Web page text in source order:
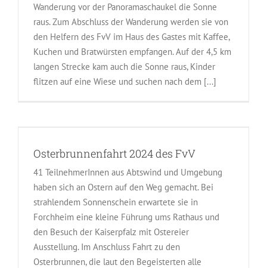
Wanderung vor der Panoramaschaukel die Sonne
raus. Zum Abschluss der Wanderung werden sie von
den Helfern des FvV im Haus des Gastes mit Kaffee,
Kuchen und Bratwürsten empfangen. Auf der 4,5 km
langen Strecke kam auch die Sonne raus, Kinder
flitzen auf eine Wiese und suchen nach dem [...]
Osterbrunnenfahrt 2024 des FvV
41 TeilnehmerInnen aus Abtswind und Umgebung
haben sich an Ostern auf den Weg gemacht. Bei
strahlendem Sonnenschein erwartete sie in
Forchheim eine kleine Führung ums Rathaus und
den Besuch der Kaiserpfalz mit Ostereier
Ausstellung. Im Anschluss Fahrt zu den
Osterbrunnen, die laut den Begeisterten alle